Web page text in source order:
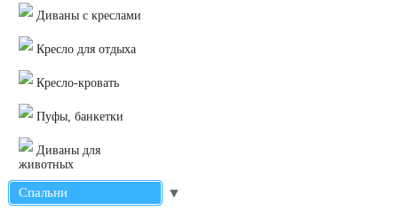
Диваны с креслами
Кресло для отдыха
Кресло-кровать
Пуфы, банкетки
Диваны для
животных
Спальни ▼